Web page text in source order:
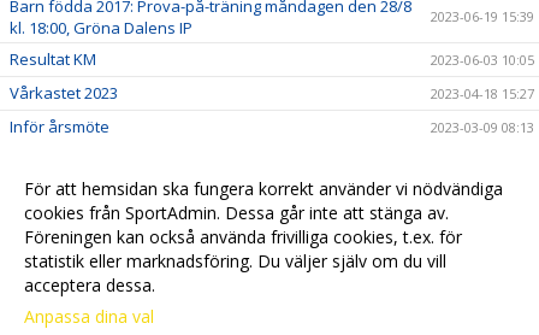
Barn födda 2017: Prova-på-träning måndagen den 28/8
kl. 18:00, Gröna Dalens IP
2023-06-19 15:39
Resultat KM 2023-06-03 10:05
Vårkastet 2023 2023-04-18 15:27
Inför årsmöte 2023-03-09 08:13
den 23 mars 17.30
Spring mot cancer och ALS 2022-11-05 09:18
Välkommen till vår nya hemsida 2022-09-13 10:41
För att hemsidan ska fungera korrekt använder vi nödvändiga
cookies från SportAdmin. Dessa går inte att stänga av.
Föreningen kan också använda frivilliga cookies, t.ex. för
statistik eller marknadsföring. Du väljer själv om du vill
acceptera dessa.
Anpassa dina val